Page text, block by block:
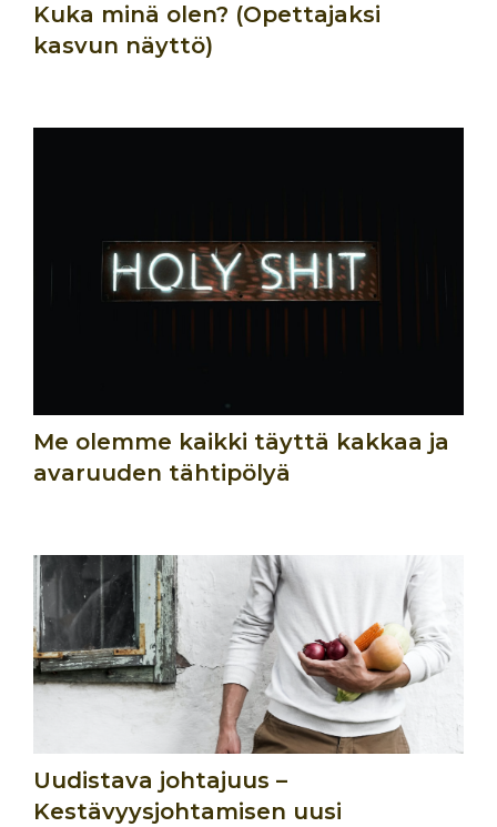
Kuka minä olen? (Opettajaksi
kasvun näyttö)
Me olemme kaikki täyttä kakkaa ja
avaruuden tähtipölyä
Uudistava johtajuus –
Kestävyysjohtamisen uusi